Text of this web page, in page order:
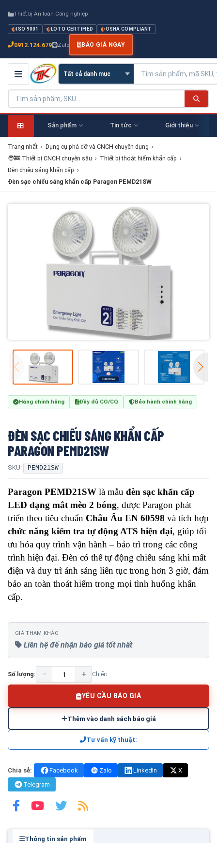
Thiết bị An toàn Công nghiệp
ISO 9001 LOTO CERTIFIED OSHA COMPLIANT
0912.124.679 Zalo BÁO GIÁ NGAY
Sản phẩm Tin tức Giới thiệu
Trang nhất › Dụng cụ phá dỡ và CNCH chuyên dụng ›
🧑‍🚒 Thiết bị CNCH chuyên sâu › Thiết bị thoát hiểm khẩn cấp ›
Đèn chiếu sáng khẩn cấp ›
Đèn sạc chiếu sáng khẩn cấp Paragon PEMD21SW
Hàng chính hãng Đầy đủ CO/CQ Bảo hành chính hãng
ĐÈN SẠC CHIẾU SÁNG KHẨN CẤP
PARAGON PEMD21SW
SKU: PEMD21SW
Paragon PEMD21SW là mẫu đèn sạc khẩn cấp
LED dạng mắt mèo 2 bóng, được Paragon phát
triển theo tiêu chuẩn Châu Âu EN 60598 và tích hợp
chức năng kiểm tra tự động ATS hiện đại, giúp tối
ưu hóa quy trình vận hành – bảo trì trong các công
trình hiện đại. Đèn có thể tự động chiếu sáng khi mất
điện và duy trì ánh sáng liên tục trong hơn 3 giờ, đảm
bảo an toàn thoát hiểm trong mọi tình huống khẩn
cấp.
GIÁ THAM KHẢO
Liên hệ để nhận báo giá tốt nhất
Số lượng: − + Chiếc
YÊU CẦU BÁO GIÁ
Thêm vào danh sách báo giá
Tư vấn kỹ thuật:
Chia sẻ: Facebook Zalo LinkedIn
X
Telegram
Thông tin sản phẩm